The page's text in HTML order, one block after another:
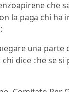
che
la paga chi
una
dice che se